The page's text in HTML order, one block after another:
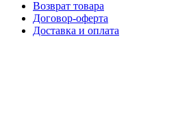
Возврат товара
Договор-оферта
Доставка и оплата